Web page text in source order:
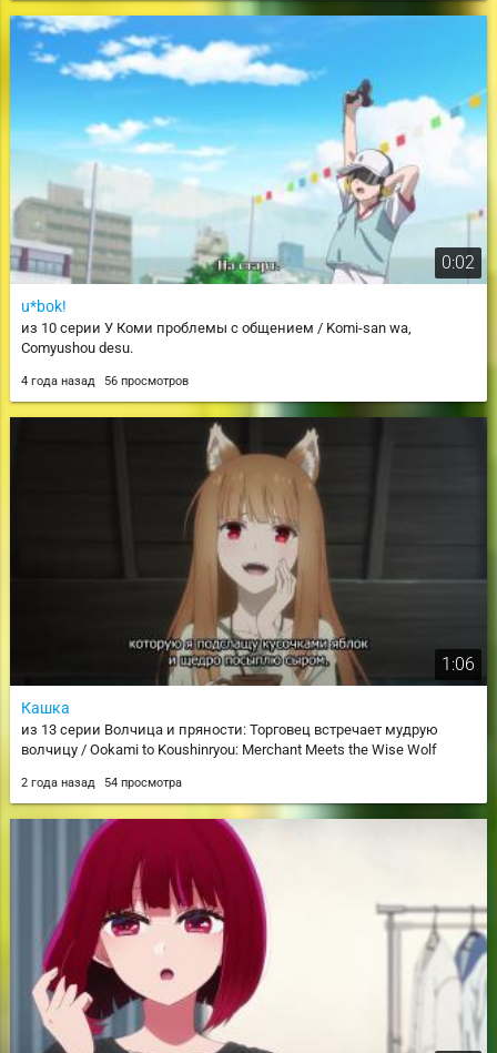
0:02
u*bok!
из 10 серии У Коми проблемы с общением / Komi-san wa,
Comyushou desu.
4 года назад 56 просмотров
1:06
Кашка
из 13 серии Волчица и пряности: Торговец встречает мудрую
волчицу / Ookami to Koushinryou: Merchant Meets the Wise Wolf
2 года назад 54 просмотра